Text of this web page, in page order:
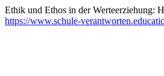
Ethik und Ethos in der Werteerziehung:
https://www.schule-